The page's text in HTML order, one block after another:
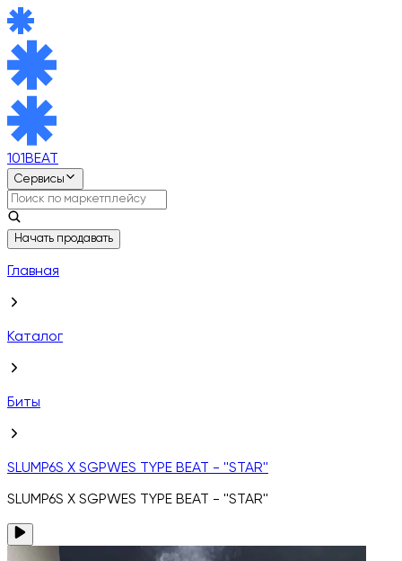
101BEAT
Сервисы
Начать продавать
Главная
Каталог
Биты
SLUMP6S X SGPWES TYPE BEAT - ''STAR''
SLUMP6S X SGPWES TYPE BEAT - ''STAR''